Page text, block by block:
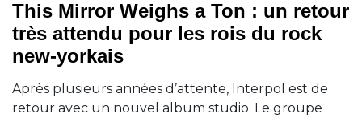
This Mirror Weighs a Ton : un retour
très attendu pour les rois du rock
new-yorkais
Après plusieurs années d’attente, Interpol est de
retour avec un nouvel album studio. Le groupe